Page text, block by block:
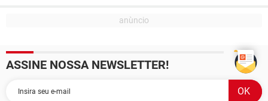
ASSINE NOSSA NEWSLETTER!